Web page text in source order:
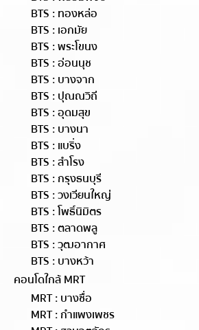
BTS : ทองหล่อ
BTS : เอกมัย
BTS : พระโขนง
BTS : อ่อนนุช
BTS : บางจาก
BTS : ปุณณวิถี
BTS : อุดมสุข
BTS : บางนา
BTS : แบริ่ง
BTS : สำโรง
BTS : กรุงธนบุรี
BTS : วงเวียนใหญ่
BTS : โพธิ์นิมิตร
BTS : ตลาดพลู
BTS : วุฒอากาศ
BTS : บางหว้า
คอนโดใกล้ MRT
MRT : บางซื่อ
MRT : กำแพงเพชร